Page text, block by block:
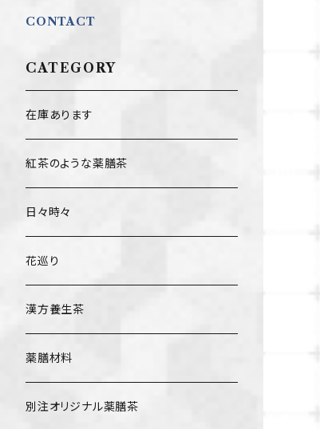
CONTACT
CATEGORY
在庫あります
紅茶のような薬膳茶
日々時々
花巡り
漢方養生茶
薬膳材料
別注オリジナル薬膳茶